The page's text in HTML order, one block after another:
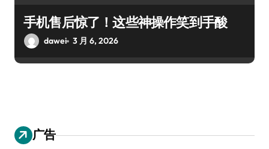
手机售后惊了！这些神操作笑到手酸
dawei 3 月 6, 2026
广告